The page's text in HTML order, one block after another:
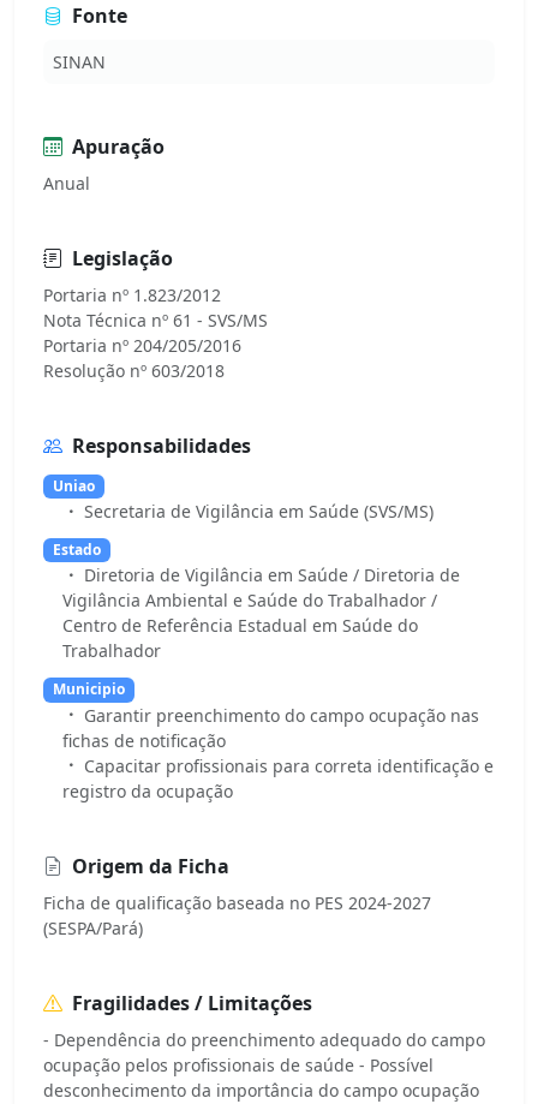
Fonte
SINAN
Apuração
Anual
Legislação
Portaria nº 1.823/2012
Nota Técnica nº 61 - SVS/MS
Portaria nº 204/205/2016
Responsabilidades
Uniao
Secretaria de Vigilância em Saúde (SVS/MS)
Estado
Diretoria de Vigilância em Saúde / Diretoria de
Vigilância Ambiental e Saúde do Trabalhador /
Centro de Referência Estadual em Saúde do
Trabalhador
Municipio
Garantir preenchimento do campo ocupação nas
fichas de notificação
Capacitar profissionais para correta identificação e
registro da ocupação
Origem da Ficha
Ficha de qualificação baseada no PES 2024-2027
(SESPA/Pará)
Fragilidades / Limitações
- Dependência do preenchimento adequado do campo
ocupação pelos profissionais de saúde - Possível
desconhecimento da importância do campo ocupação